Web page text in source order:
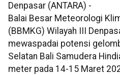
Denpasar (ANTARA) -
Balai Besar Meteorologi
(BBMKG) Wilayah III
mewaspadai potensi
Selatan Bali Samudera
meter pada 14-15 Maret